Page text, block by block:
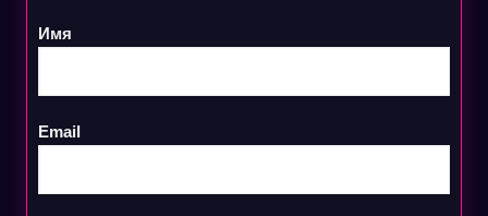
Имя
Email